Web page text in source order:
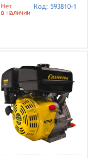
Нет
в наличии
Код: 593810-1